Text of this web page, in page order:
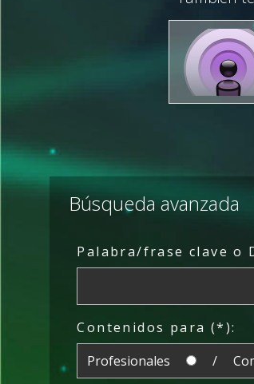
Búsqueda avanzada
Palabra/frase clave o
Contenidos para (*):
Profesionales
/